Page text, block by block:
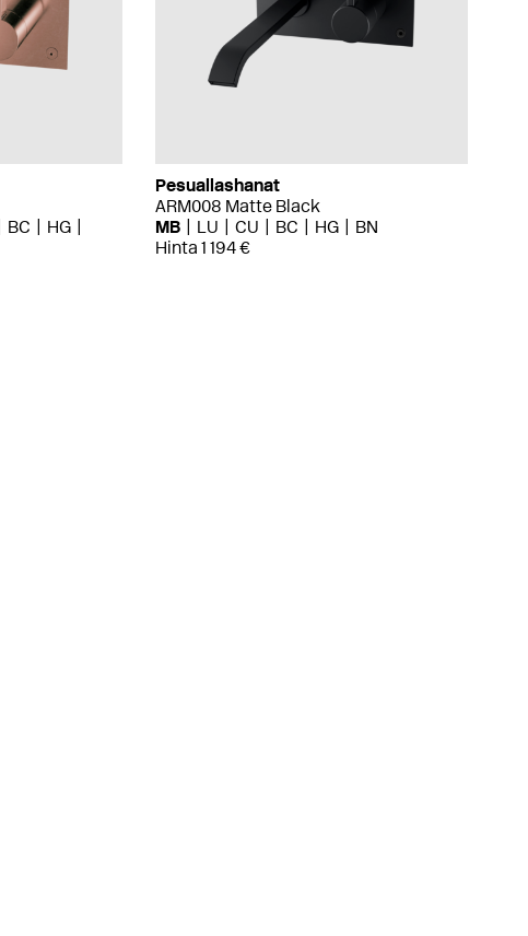
BC
HG
Pesuallashanat
ARM008 Matte Black
MB
LU CU BC HG
BN
Hinta 1 194 €